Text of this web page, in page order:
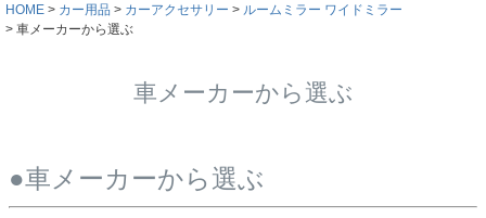
HOME カー用品 カーアクセサリー
ルームミラー ワイドミラー
車メーカーから選ぶ
車メーカーから選ぶ
●車メーカーから選ぶ